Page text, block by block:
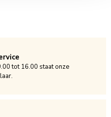
tot 16.00 staat onze